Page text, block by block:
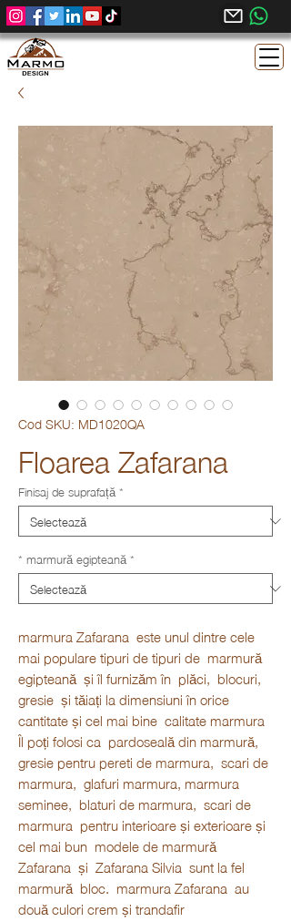
Cod SKU: MD1020QA
Floarea Zafarana
Finisaj de suprafață*
* marmură egipteană*
marmura Zafarana este unul dintre cele
mai populare tipuri de tipuri de marmură
egipteană și îl furnizăm în plăci, blocuri,
gresie și tăiați la dimensiuni în orice
cantitate și cel mai bine calitate marmura
Îl poți folosi ca pardoseală din marmură,
gresie pentru pereti de marmura, scari de
marmura, glafuri marmura, marmura
seminee, blaturi de marmura, scari de
marmura pentru interioare și exterioare și
cel mai bun modele de marmură
Zafarana și Zafarana Silvia sunt la fel
marmură bloc. marmura Zafarana au
două culori crem și trandafir